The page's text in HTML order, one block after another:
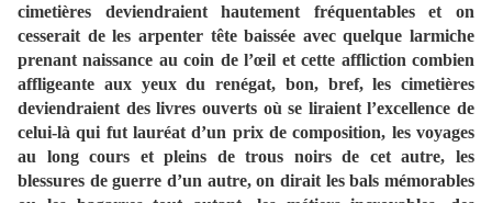
cimetières deviendraient hautement fréquentables et on
cesserait de les arpenter tête baissée avec quelque larmiche
prenant naissance au coin de l’œil et cette affliction combien
affligeante aux yeux du renégat, bon, bref, les cimetières
deviendraient des livres ouverts où se liraient l’excellence de
celui-là qui fut lauréat d’un prix de composition, les voyages
au long cours et pleins de trous noirs de cet autre, les
blessures de guerre d’un autre, on dirait les bals mémorables